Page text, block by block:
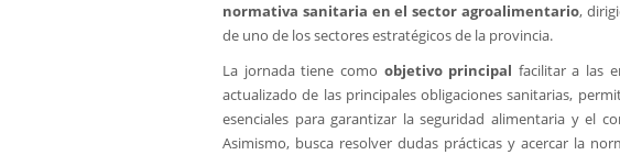
normativa sanitaria en el sector agroalimentario,
de uno de los sectores estratégicos de la provincia.
La jornada tiene como objetivo principal facilitar a las
actualizado de las principales obligaciones sanitarias,
esenciales para garantizar la seguridad alimentaria y el
Asimismo, busca resolver dudas prácticas y acercar la